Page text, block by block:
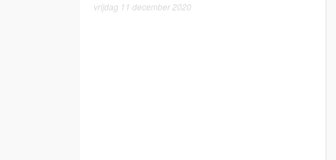
vrijdag 11 december 2020